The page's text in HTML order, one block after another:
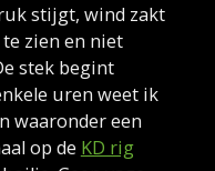
stijgt, wind zakt
zien en niet
stek begint
uren weet ik
waaronder een
op de KD rig